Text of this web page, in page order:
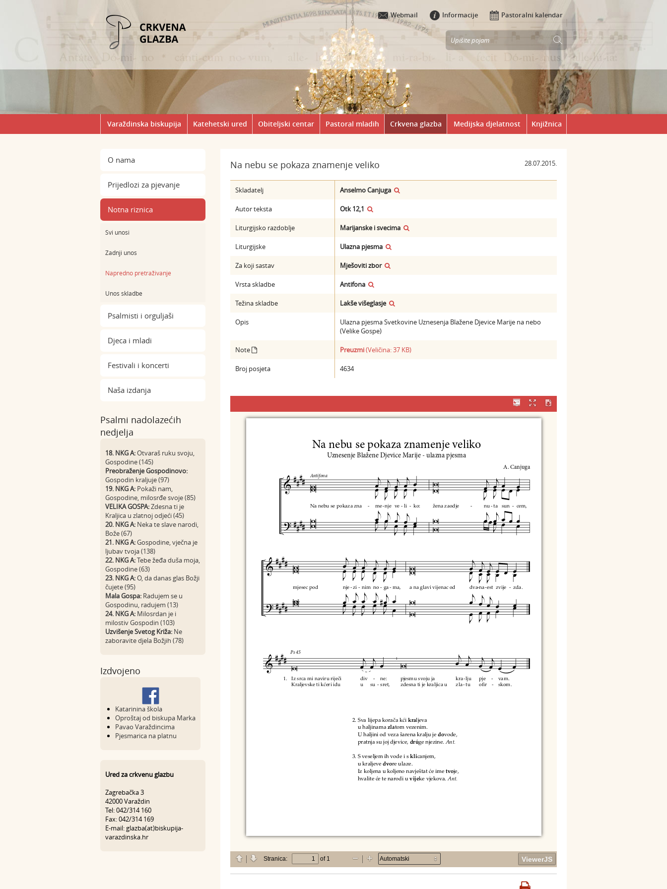
Webmail Informacije Pastoralni kalendar
Varaždinska biskupija Katehetski ured Obiteljski centar Pastoral mladih Crkvena glazba Medijska djelatnost Knjižnica
O nama
Prijedlozi za pjevanje
Notna riznica
Svi unosi
Zadnji unos
Napredno pretraživanje
Unos skladbe
Psalmisti i orguljaši
Djeca i mladi
Festivali i koncerti
Naša izdanja
Psalmi nadolazećih
nedjelja
18. NKG A:Otvaraš ruku svoju,
Gospodine (145)
Preobraženje Gospodinovo:
Gospodin kraljuje (97)
19. NKG A: Pokaži nam,
Gospodine, milosrđe svoje (85)
VELIKA GOSPA:Zdesna ti je
Kraljica u zlatnoj odjeći (45)
20. NKG A: Neka te slave narodi,
Bože (67)
21. NKG A:Gospodine, vječna je
ljubav tvoja (138)
22. NKG A:Tebe žeđa duša moja,
Gospodine (63)
23. NKG A:O, da danas glas Božji
čujete (95)
Mala Gospa: Radujem se u
Gospodinu, radujem (13)
24. NKG A: Milosrdan je i
milostiv Gospodin (103)
Uzvišenje Svetog Križa: Ne
zaboravite djela Božjih (78)
Izdvojeno
Katarinina škola
Oproštaj od biskupa Marka
Pavao Varaždincima
Pjesmarica na platnu
Ured za crkvenu glazbu
Zagrebačka 3
42000 Varaždin
Tel: 042/314 160
Fax: 042/314 169
E-mail: glazba(at)biskupija-
varazdinska.hr
Na nebu se pokaza znamenje veliko 28.07.2015.
Skladatelj Anselmo Canjuga
Autor teksta Otk 12,1
Liturgijsko razdoblje Marijanske i svecima
Liturgijske Ulazna pjesma
Za koji sastav Mješoviti zbor
Vrsta skladbe Antifona
Težina skladbe Lakše višeglasje
Opis
Ulazna pjesma Svetkovine Uznesenja Blažene Djevice Marije na nebo
(Velike Gospe)
Note Preuzmi(Veličina: 37 KB)
Broj posjeta 4634